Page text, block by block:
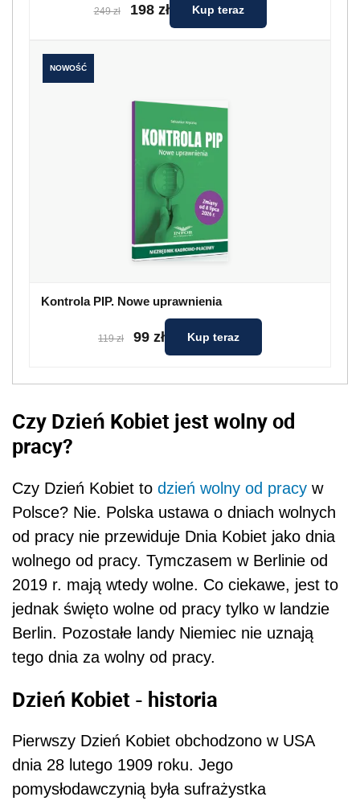
249 zł 198 zł Kup teraz
NOWOŚĆ
Kontrola PIP. Nowe uprawnienia
119 zł 99 zł Kup teraz
Czy Dzień Kobiet jest wolny od
pracy?
Czy Dzień Kobiet to dzień wolny od pracy w
Polsce? Nie. Polska ustawa o dniach wolnych
od pracy nie przewiduje Dnia Kobiet jako dnia
wolnego od pracy. Tymczasem w Berlinie od
2019 r. mają wtedy wolne. Co ciekawe, jest to
jednak święto wolne od pracy tylko w landzie
Berlin. Pozostałe landy Niemiec nie uznają
tego dnia za wolny od pracy.
Dzień Kobiet - historia
Pierwszy Dzień Kobiet obchodzono w USA
dnia 28 lutego 1909 roku. Jego
pomysłodawczynią była sufrażystka